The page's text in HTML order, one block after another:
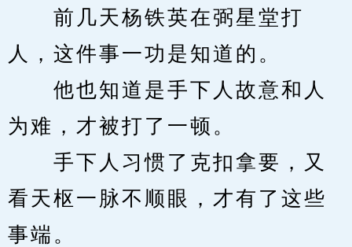
前几天杨铁英在弼星堂打
人，这件事一功是知道的。
他也知道是手下人故意和人
为难，才被打了一顿。
手下人习惯了克扣拿要，又
看天枢一脉不顺眼，才有了这些
事端。